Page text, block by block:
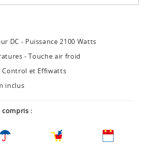
DC - Puissance 2100 Watts
- Touche air froid
Control et Effiwatts
inclus
compris :